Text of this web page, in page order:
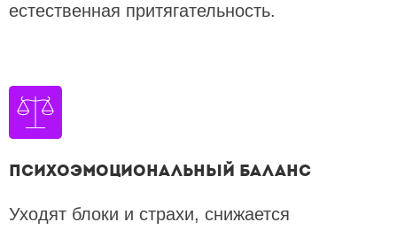
естественная притягательность.
Психоэмоциональный баланс
Уходят блоки и страхи, снижается